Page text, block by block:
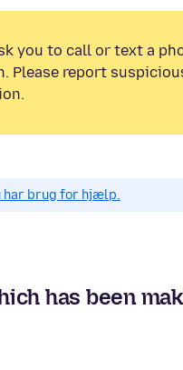
you to call or text a
Please report
har brug for hjælp.
has been